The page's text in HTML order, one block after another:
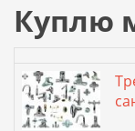
Куплю